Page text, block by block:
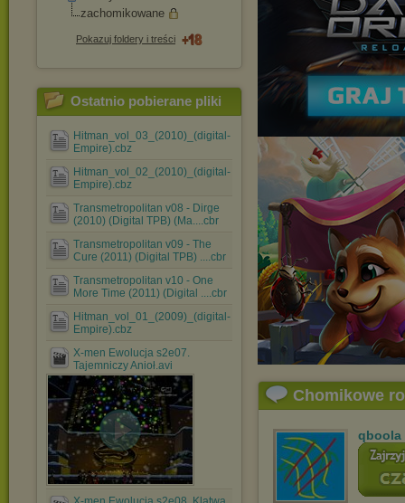
zachomikowane
Pokazuj foldery i treści
Ostatnio pobierane pliki
Hitman_vol_03_(2010)_(digital-
Empire).cbz
Hitman_vol_02_(2010)_(digital-
Empire).cbz
Transmetropolitan v08 - Dirge
(2010) (Digital TPB) (Ma....cbr
Transmetropolitan v09 - The
Cure (2011) (Digital TPB) ....cbr
Transmetropolitan v10 - One
More Time (2011) (Digital ....cbr
Hitman_vol_01_(2009)_(digital-
Empire).cbz
X-men Ewolucja s2e07.
Tajemniczy Anioł.avi
Chomikowe
qboola